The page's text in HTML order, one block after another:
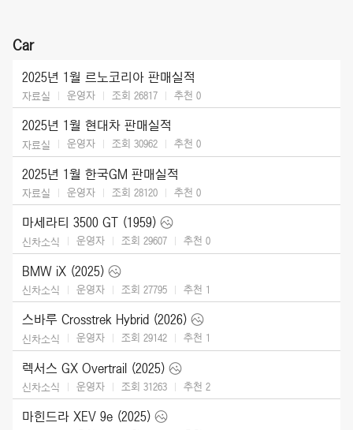
Car
2025년 1월 르노코리아 판매실적
자료실 운영자 조회 26817 추천 0
2025년 1월 현대차 판매실적
자료실 운영자 조회 30962 추천 0
2025년 1월 한국GM 판매실적
자료실 운영자 조회 28120 추천 0
마세라티 3500 GT (1959)
신차소식 운영자 조회 29607 추천 0
BMW iX (2025)
신차소식 운영자 조회 27795 추천 1
스바루 Crosstrek Hybrid (2026)
신차소식 운영자 조회 29142 추천 1
렉서스 GX Overtrail (2025)
신차소식 운영자 조회 31263 추천 2
마힌드라 XEV 9e (2025)